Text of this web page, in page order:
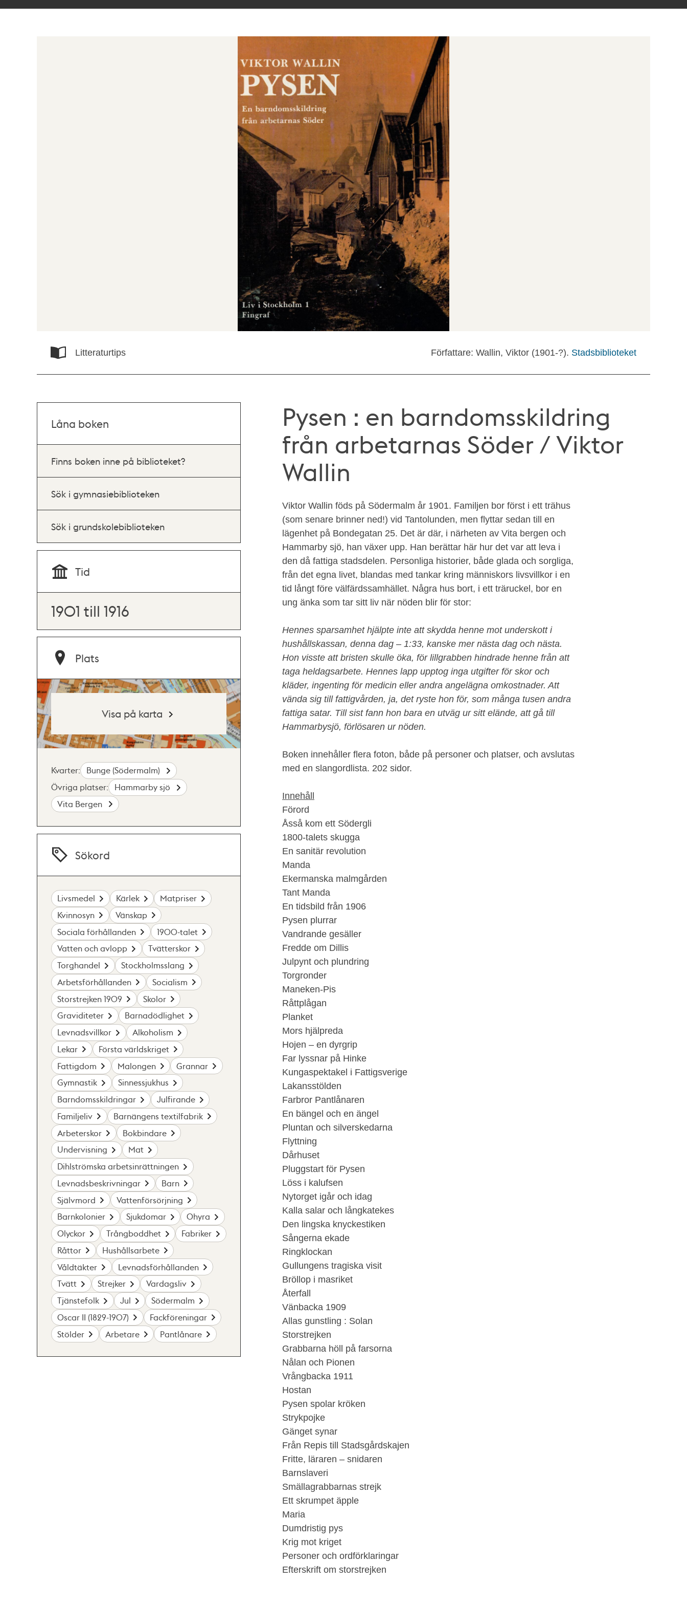
Litteraturtips Författare: Wallin, Viktor (1901-?). Stadsbiblioteket
Pysen : en barndomsskildring
från arbetarnas Söder / Viktor
Wallin
Viktor Wallin föds på Södermalm år 1901. Familjen bor först i ett trähus
(som senare brinner ned!) vid Tantolunden, men flyttar sedan till en
lägenhet på Bondegatan 25. Det är där, i närheten av Vita bergen och
Hammarby sjö, han växer upp. Han berättar här hur det var att leva i
den då fattiga stadsdelen. Personliga historier, både glada och sorgliga,
från det egna livet, blandas med tankar kring människors livsvillkor i en
tid långt före välfärdssamhället. Några hus bort, i ett träruckel, bor en
ung änka som tar sitt liv när nöden blir för stor:
Hennes sparsamhet hjälpte inte att skydda henne mot underskott i
hushållskassan, denna dag – 1:33, kanske mer nästa dag och nästa.
Hon visste att bristen skulle öka, för lillgrabben hindrade henne från att
taga heldagsarbete. Hennes lapp upptog inga utgifter för skor och
kläder, ingenting för medicin eller andra angelägna omkostnader. Att
vända sig till fattigvården, ja, det ryste hon för, som många tusen andra
fattiga satar. Till sist fann hon bara en utväg ur sitt elände, att gå till
Hammarbysjö, förlösaren ur nöden.
Boken innehåller flera foton, både på personer och platser, och avslutas
med en slangordlista. 202 sidor.
Innehåll
Förord
Åsså kom ett Södergli
1800-talets skugga
En sanitär revolution
Manda
Ekermanska malmgården
Tant Manda
En tidsbild från 1906
Pysen plurrar
Vandrande gesäller
Fredde om Dillis
Julpynt och plundring
Torgronder
Maneken-Pis
Råttplågan
Planket
Mors hjälpreda
Hojen – en dyrgrip
Far lyssnar på Hinke
Kungaspektakel i Fattigsverige
Lakansstölden
Farbror Pantlånaren
En bängel och en ängel
Pluntan och silverskedarna
Flyttning
Dårhuset
Pluggstart för Pysen
Löss i kalufsen
Nytorget igår och idag
Kalla salar och långkatekes
Den lingska knyckestiken
Sångerna ekade
Ringklockan
Gullungens tragiska visit
Bröllop i masriket
Återfall
Vänbacka 1909
Allas gunstling : Solan
Storstrejken
Grabbarna höll på farsorna
Nålan och Pionen
Vrångbacka 1911
Hostan
Pysen spolar kröken
Strykpojke
Gänget synar
Från Repis till Stadsgårdskajen
Fritte, läraren – snidaren
Barnslaveri
Smällagrabbarnas strejk
Ett skrumpet äpple
Maria
Dumdristig pys
Krig mot kriget
Personer och ordförklaringar
Efterskrift om storstrejken
Låna boken
Finns boken inne på biblioteket?
Sök i gymnasiebiblioteken
Sök i grundskolebiblioteken
Tid
1901 till 1916
Plats
Visa på karta
Kvarter:
Bunge (Södermalm)
Övriga platser:
Hammarby sjö
Vita Bergen
Sökord
Livsmedel Kärlek
Matpriser
Kvinnosyn
Vänskap
Sociala förhållanden
1900-talet
Vatten och avlopp
Tvätterskor
Torghandel
Stockholmsslang
Arbetsförhållanden
Socialism
Storstrejken 1909
Skolor
Graviditeter
Barnadödlighet
Levnadsvillkor
Alkoholism
Lekar
Första världskriget
Fattigdom
Malongen
Grannar
Gymnastik
Sinnessjukhus
Barndomsskildringar
Julfirande
Familjeliv
Barnängens textilfabrik
Arbeterskor
Bokbindare
Undervisning
Mat
Dihlströmska arbetsinrättningen
Levnadsbeskrivningar
Barn
Självmord
Vattenförsörjning
Barnkolonier
Sjukdomar
Ohyra
Olyckor
Trångboddhet
Fabriker
Råttor
Hushållsarbete
Våldtäkter
Levnadsförhållanden
Tvätt
Strejker
Vardagsliv
Tjänstefolk
Jul
Södermalm
Oscar II (1829-1907)
Fackföreningar
Stölder
Arbetare Pantlånare